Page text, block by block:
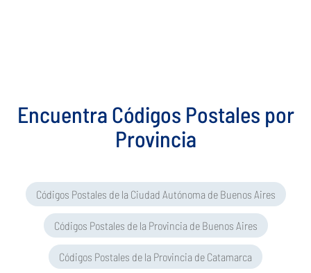
Encuentra Códigos Postales por
Provincia
Códigos Postales de la Ciudad Autónoma de Buenos Aires
Códigos Postales de la Provincia de Buenos Aires
Códigos Postales de la Provincia de Catamarca